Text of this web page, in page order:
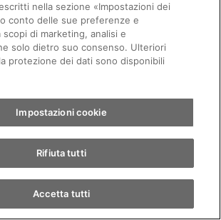
fare
su di noi per
di un’auto
Appuntamento
Giro di prova
Trova un'auto
nella sezione «Impostazioni dei
conto delle sue preferenze e
di marketing, analisi e
solo dietro suo consenso. Ulteriori
protezione dei dati sono disponibili
Impostazioni cookie
Rifiuta tutti
Accetta tutti